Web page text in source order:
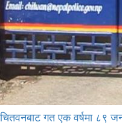
चितवनबाट गत एक वर्षमा ८९